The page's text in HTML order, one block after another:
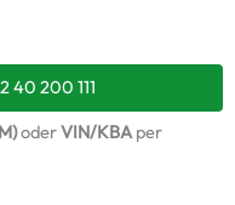
40 200 111
oderVIN/KBAper